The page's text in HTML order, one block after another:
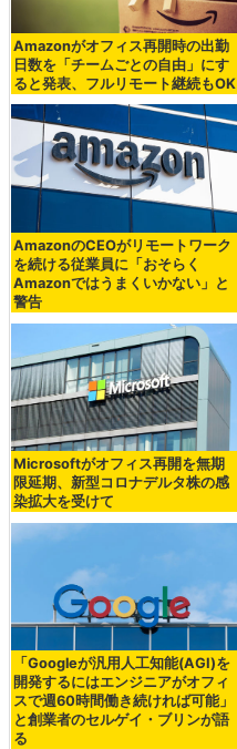
Amazonがオフィス再開時の出勤
日数を「チームごとの自由」にす
ると発表、フルリモート継続もOK
AmazonのCEOがリモートワーク
を続ける従業員に「おそらく
Amazonではうまくいかない」と
警告
Microsoftがオフィス再開を無期
限延期、新型コロナデルタ株の感
染拡大を受けて
「Googleが汎用人工知能(AGI)を
開発するにはエンジニアがオフィ
スで週60時間働き続ければ可能」
と創業者のセルゲイ・ブリンが語
る